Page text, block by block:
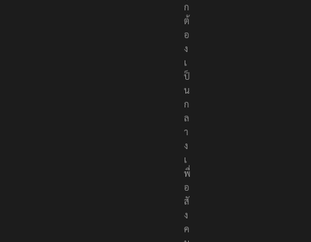
ก
ต้
อ
ง
เ
ป็
น
ก
ล
า
ง
เ
พื่
อ
สั
ง
ค